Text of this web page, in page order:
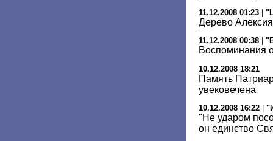
11.12.2008 01:23
Дерево
11.12.2008 00:38
Воспоминания
10.12.2008 18:21
Память
увековечена
10.12.2008 16:22
"Не ударом
он единство